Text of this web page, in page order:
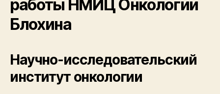
работы НМИЦ Онкологии
Блохина
Научно-исследовательский
институт онкологии